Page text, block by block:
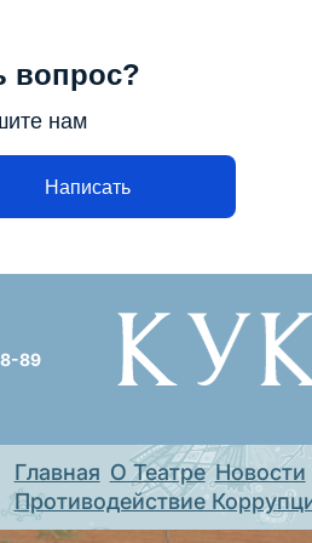
вопрос?
нам
Написать
89
Главная О Театре Новости
Противодействие